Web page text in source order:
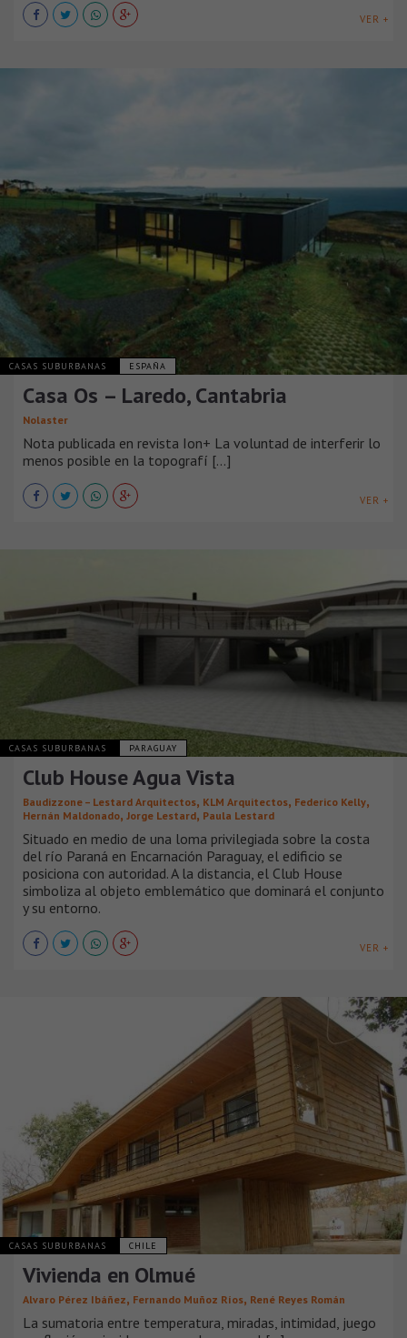
VER +
CASAS SUBURBANAS ESPAÑA
Casa Os – Laredo, Cantabria
Nolaster
Nota publicada en revista Ion+ La voluntad de interferir lo
menos posible en la topografí [...]
VER +
CASAS SUBURBANAS PARAGUAY
Club House Agua Vista
Baudizzone – Lestard Arquitectos, KLM Arquitectos, Federico Kelly,
Hernán Maldonado, Jorge Lestard, Paula Lestard
Situado en medio de una loma privilegiada sobre la costa
del río Paraná en Encarnación Paraguay, el edificio se
posiciona con autoridad. A la distancia, el Club House
simboliza al objeto emblemático que dominará el conjunto
y su entorno.
VER +
CASAS SUBURBANAS CHILE
Vivienda en Olmué
Alvaro Pérez Ibáñez, Fernando Muñoz Ríos, René Reyes Román
La sumatoria entre temperatura, miradas, intimidad, juego